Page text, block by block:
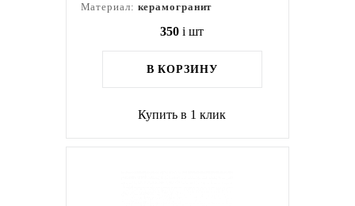
Материал: керамогранит
350 i шт
В КОРЗИНУ
Купить в 1 клик